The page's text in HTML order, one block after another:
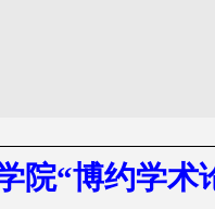
院“博约学术